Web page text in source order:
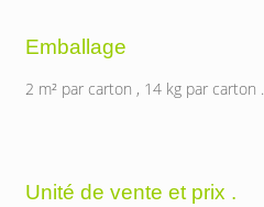
Emballage
2 m² par carton , 14 kg par carton .
Unité de vente et prix .